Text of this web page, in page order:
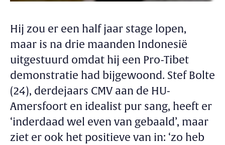
Hij zou er een half jaar stage lopen,
maar is na drie maanden Indonesië
uitgestuurd omdat hij een Pro-Tibet
demonstratie had bijgewoond. Stef Bolte
(24), derdejaars CMV aan de HU-
Amersfoort en idealist pur sang, heeft er
‘inderdaad wel even van gebaald’, maar
ziet er ook het positieve van in: ‘zo heb